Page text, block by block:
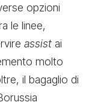
opzioni
le linee,
assist ai
molto
il bagaglio di